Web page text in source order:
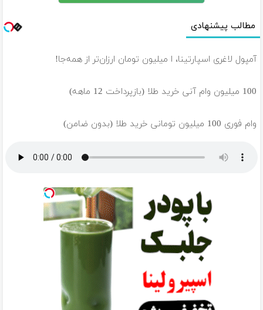
مطالب پیشنهادی
آمپول لاغری اسپارتینا، ا میلیون تومان ارزان‌تر از همه‌جا!
100 میلیون وام آنی خرید طلا (بازپرداخت 12 ماهه)
وام فوری 100 میلیون تومانی خرید طلا (بدون ضامن)